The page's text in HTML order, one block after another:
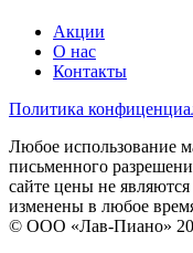
Акции
О нас
Контакты
Политика
Любое использование
письменного
сайте цены не
изменены в любое
© ООО «Лав-Пиано»